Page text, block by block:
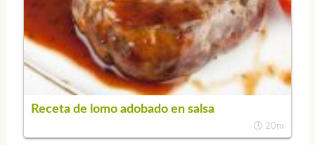
Receta de lomo adobado en salsa
20m